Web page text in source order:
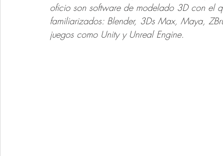
oficio son software de modelado 3D con el
familiarizados: Blender, 3Ds Max, Maya,
juegos como Unity y Unreal Engine.